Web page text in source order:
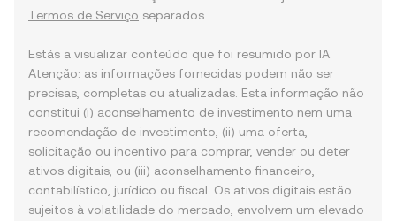
Termos de Serviço separados.
Estás a visualizar conteúdo que foi resumido por IA.
Atenção: as informações fornecidas podem não ser
precisas, completas ou atualizadas. Esta informação não
constitui (i) aconselhamento de investimento nem uma
recomendação de investimento, (ii) uma oferta,
solicitação ou incentivo para comprar, vender ou deter
ativos digitais, ou (iii) aconselhamento financeiro,
contabilístico, jurídico ou fiscal. Os ativos digitais estão
sujeitos à volatilidade do mercado, envolvem um elevado